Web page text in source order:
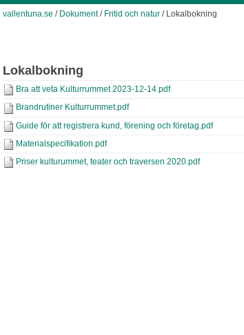
vallentuna.se / Dokument/ Fritid och natur / Lokalbokning
Lokalbokning
Bra att veta Kulturrummet 2023-12-14.pdf
Brandrutiner Kulturrummet.pdf
Guide för att registrera kund, förening och företag.pdf
Materialspecifikation.pdf
Priser kulturummet, teater och traversen 2020.pdf